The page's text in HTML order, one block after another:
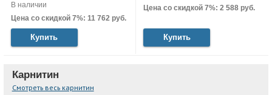
В наличии
Цена со скидкой 7%: 11 762 руб.
Купить
Цена со скидкой 7%: 2 588 руб.
Купить
Карнитин
Смотреть весь карнитин